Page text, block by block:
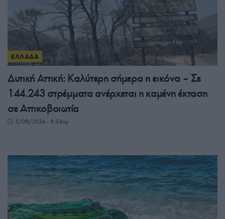
ΕΛΛΑΔΑ
Δυτική Αττική: Καλύτερη σήμερα η εικόνα – Σε
144.243 στρέμματα ανέρχεται η καμένη έκταση
σε Αττικοβοιωτία
5/08/2026 - 8:34πμ